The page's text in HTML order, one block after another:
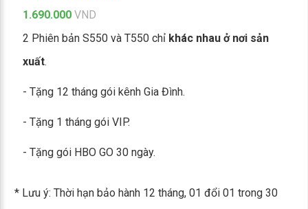
1.690.000 VND
2 Phiên bản S550 và T550 chỉ khác nhau ở nơi sản
xuất.
- Tặng 12 tháng gói kênh Gia Đình.
- Tặng 1 tháng gói VIP.
- Tặng gói HBO GO 30 ngày.
* Lưu ý: Thời hạn bảo hành 12 tháng, 01 đổi 01 trong 30